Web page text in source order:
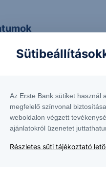
5 évre rendelkezésre
értékpapíralapból álló
befektetési
Az Erste Bank sütiket használ
megfelelő színvonal
weboldalon végzett
ajánlatokról üzenetet
Részletes süti tájékoztató